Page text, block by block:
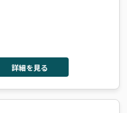
詳細を見る